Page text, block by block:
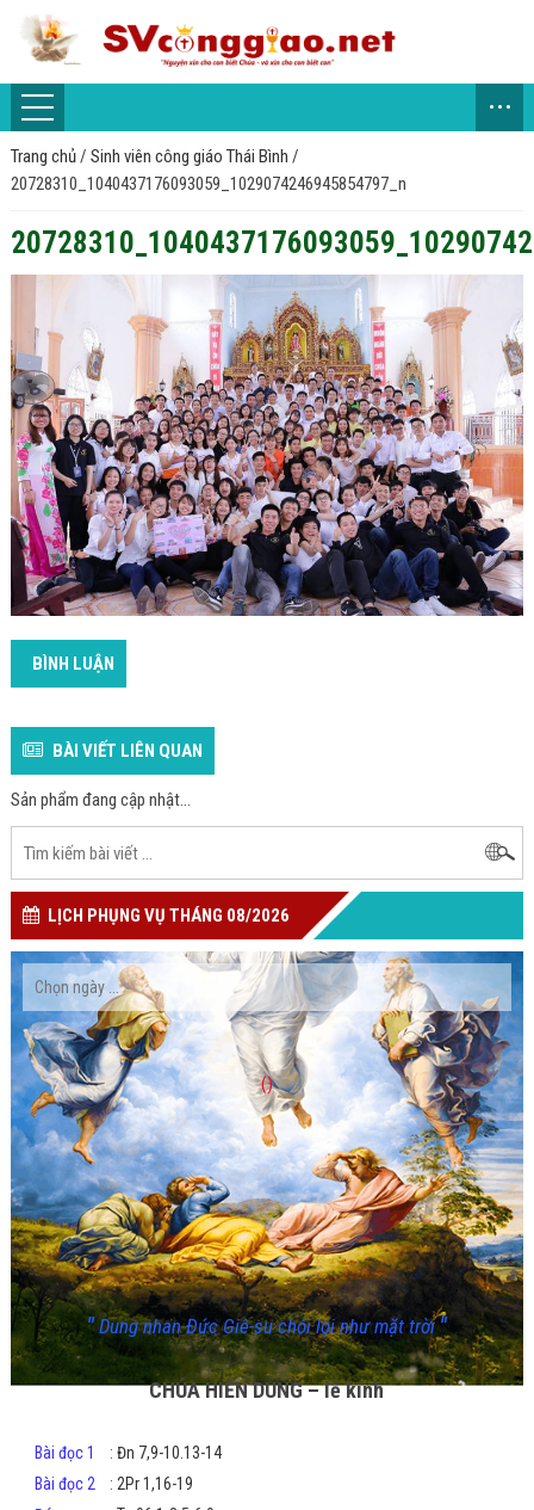
...
Trang chủ/ Sinh viên công giáo Thái Bình /
20728310_1040437176093059_1029074246945854797_n
BÌNH LUẬN
BÀI VIẾT LIÊN QUAN
Sản phẩm đang cập nhật...
LỊCH PHỤNG VỤ THÁNG 08/2026
()
"Dung nhan Đức Giê-su chói lọi như mặt trời "
CHÚA HIỂN DUNG – lễ kính
Bài đọc 1 : Đn 7,9-10.13-14
Bài đọc 2
: 2Pr 1,16-19